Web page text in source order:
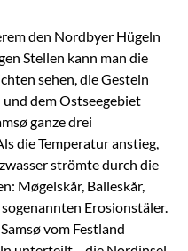
den Nordbyer Hügeln
Stellen kann man die
sehen, die Gestein
dem Ostseegebiet
ganze drei
die Temperatur anstieg,
strömte durch die
Møgelskår, Balleskår,
Erosionstäler.
vom Festland